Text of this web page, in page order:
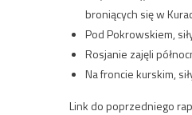
broniących się w
Pod Pokrowskiem,
Rosjanie zajęli
Na froncie kurskim,
Link do poprzedniego